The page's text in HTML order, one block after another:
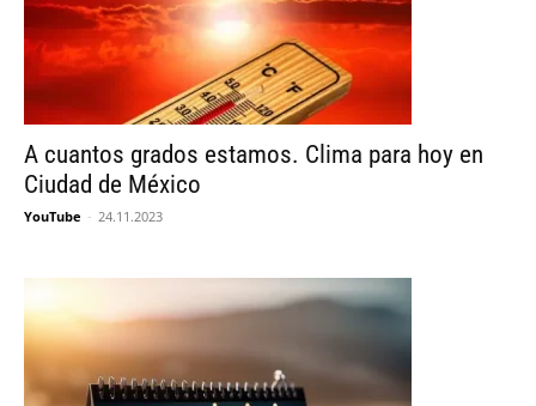
A cuantos grados estamos. Clima para hoy en
Ciudad de México
YouTube - 24.11.2023